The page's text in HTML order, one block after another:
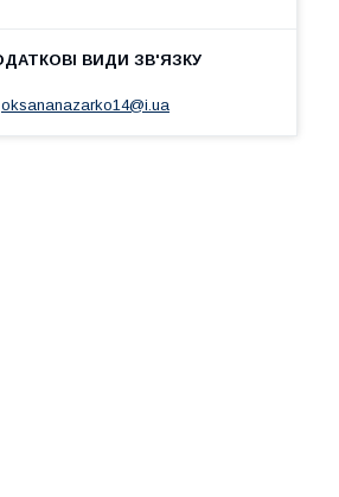
oksananazarko14@i.ua